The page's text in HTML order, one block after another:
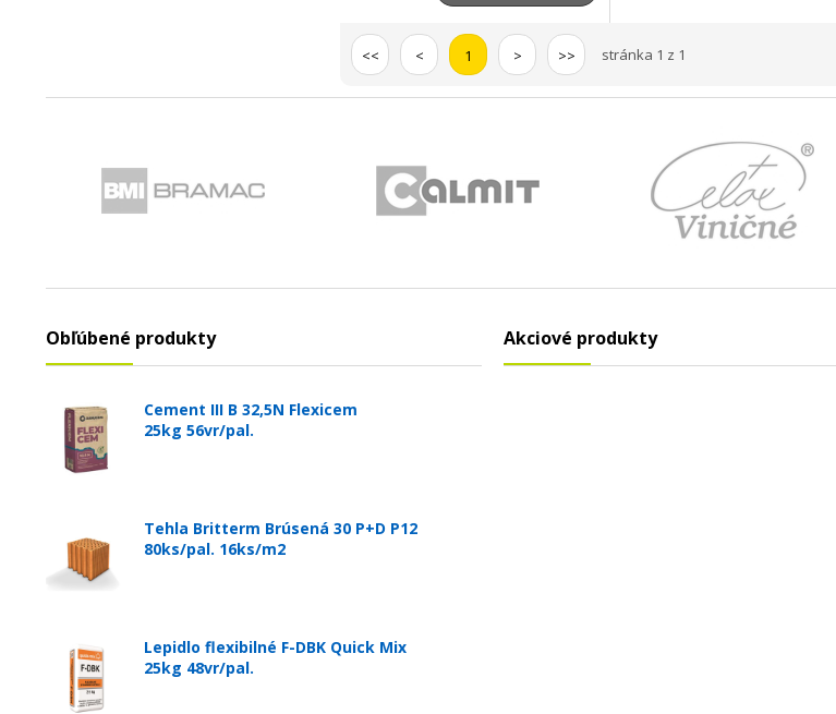
<< < 1 > >> stránka 1 z 1
Obľúbené produkty
Cement III B 32,5N Flexicem
25kg 56vr/pal.
Tehla Britterm Brúsená 30 P+D P12
80ks/pal. 16ks/m2
Lepidlo flexibilné F-DBK Quick Mix
25kg 48vr/pal.
Akciové produkty